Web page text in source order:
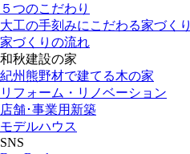
５つのこだわり
大工の手刻みにこだわる家づくり
家づくりの流れ
和秋建設の家
紀州熊野材で建てる木の家
リフォーム・リノベーション
店舗･事業用新築
モデルハウス
SNS